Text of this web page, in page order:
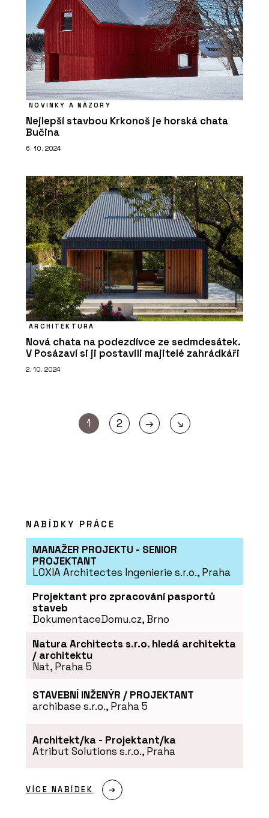
NOVINKY A NÁZORY
Nejlepší stavbou Krkonoš je horská chata
Bučina
6. 10. 2024
ARCHITEKTURA
Nová chata na podezdívce ze sedmdesátek.
V Posázaví si ji postavili majitelé zahrádkáři
2. 10. 2024
1 2 → ↘
NABÍDKY PRÁCE
MANAŽER PROJEKTU - SENIOR
PROJEKTANT
LOXIA Architectes Ingenierie s.r.o., Praha
Projektant pro zpracování pasportů
staveb
DokumentaceDomu.cz, Brno
Natura Architects s.r.o. hledá architekta
/ architektu
Nat, Praha 5
STAVEBNÍ INŽENÝR / PROJEKTANT
archibase s.r.o., Praha 5
Architekt/ka - Projektant/ka
Atribut Solutions s.r.o., Praha
VÍCE NABÍDEK